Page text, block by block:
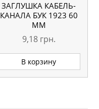
ЗАГЛУШКА КАБЕЛЬ-
КАНАЛА БУК 1923 60
ММ
9,18 грн.
В корзину